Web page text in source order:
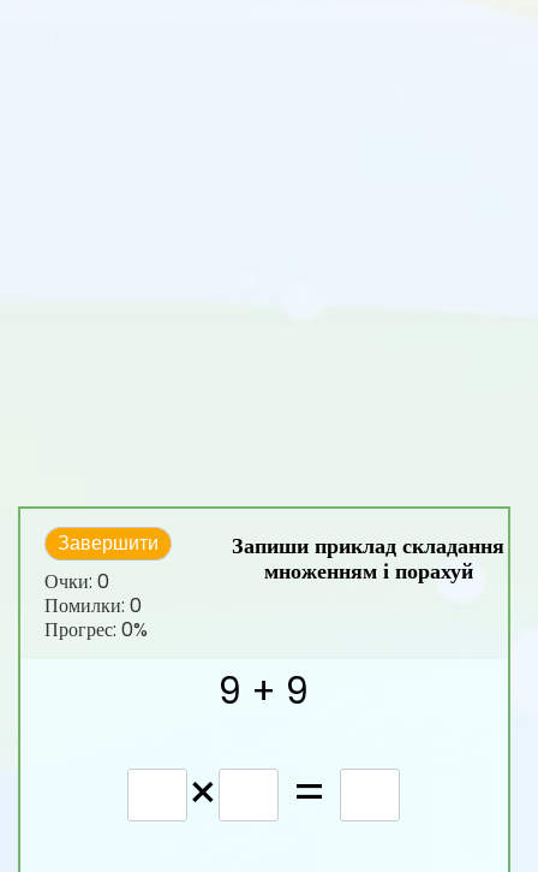
Завершити
Очки: 0
Помилки: 0
Прогрес: 0%
Запиши приклад складання
множенням і порахуй
9 + 9
× =